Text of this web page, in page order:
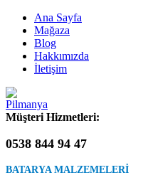
Ana Sayfa
Mağaza
Blog
Hakkımızda
İletişim
Müşteri Hizmetleri:
0538 844 94 47
BATARYA MALZEMELERİ